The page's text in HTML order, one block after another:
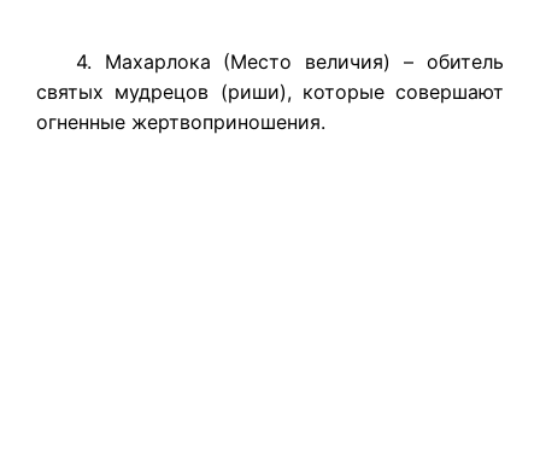
4. Махарлока (Место величия) – обитель
святых мудрецов (риши), которые совершают
огненные жертвоприношения.